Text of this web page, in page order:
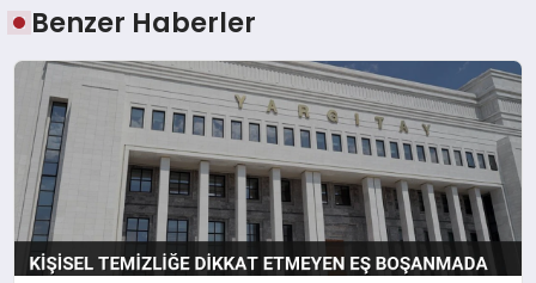
Benzer Haberler